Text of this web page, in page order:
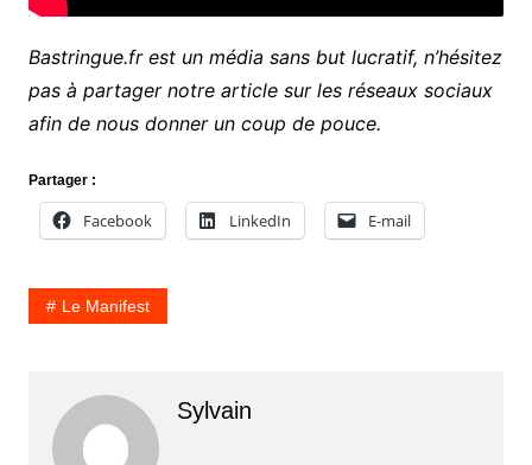
Bastringue.fr est un média sans but lucratif, n’hésitez
pas à partager notre article sur les réseaux sociaux
afin de nous donner un coup de pouce.
Partager :
Facebook LinkedIn E-mail
Le Manifest
Sylvain